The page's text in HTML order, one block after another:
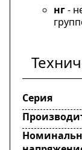
нг-
Серия